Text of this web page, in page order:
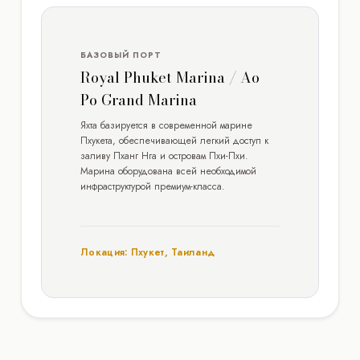
БАЗОВЫЙ ПОРТ
Royal Phuket Marina / Ao
Po Grand Marina
Яхта базируется в современной марине
Пхукета, обеспечивающей легкий доступ к
заливу Пханг Нга и островам Пхи-Пхи.
Марина оборудована всей необходимой
инфраструктурой премиум-класса.
Локация: Пхукет, Таиланд